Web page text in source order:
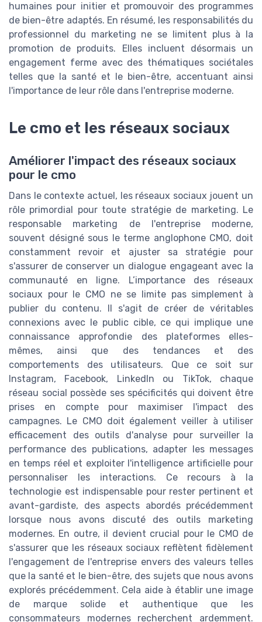
humaines pour initier et promouvoir des programmes
de bien-être adaptés. En résumé, les responsabilités du
professionnel du marketing ne se limitent plus à la
promotion de produits. Elles incluent désormais un
engagement ferme avec des thématiques sociétales
telles que la santé et le bien-être, accentuant ainsi
l'importance de leur rôle dans l'entreprise moderne.
Le cmo et les réseaux sociaux
Améliorer l'impact des réseaux sociaux
pour le cmo
Dans le contexte actuel, les réseaux sociaux jouent un
rôle primordial pour toute stratégie de marketing. Le
responsable marketing de l'entreprise moderne,
souvent désigné sous le terme anglophone CMO, doit
constamment revoir et ajuster sa stratégie pour
s'assurer de conserver un dialogue engageant avec la
communauté en ligne. L’importance des réseaux
sociaux pour le CMO ne se limite pas simplement à
publier du contenu. Il s'agit de créer de véritables
connexions avec le public cible, ce qui implique une
connaissance approfondie des plateformes elles-
mêmes, ainsi que des tendances et des
comportements des utilisateurs. Que ce soit sur
Instagram, Facebook, LinkedIn ou TikTok, chaque
réseau social possède ses spécificités qui doivent être
prises en compte pour maximiser l'impact des
campagnes. Le CMO doit également veiller à utiliser
efficacement des outils d'analyse pour surveiller la
performance des publications, adapter les messages
en temps réel et exploiter l'intelligence artificielle pour
personnaliser les interactions. Ce recours à la
technologie est indispensable pour rester pertinent et
avant-gardiste, des aspects abordés précédemment
lorsque nous avons discuté des outils marketing
modernes. En outre, il devient crucial pour le CMO de
s'assurer que les réseaux sociaux reflètent fidèlement
l'engagement de l'entreprise envers des valeurs telles
que la santé et le bien-être, des sujets que nous avons
explorés précédemment. Cela aide à établir une image
de marque solide et authentique que les
consommateurs modernes recherchent ardemment.